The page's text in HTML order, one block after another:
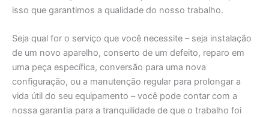
isso que garantimos a qualidade do nosso trabalho.
Seja qual for o serviço que você necessite – seja instalação
de um novo aparelho, conserto de um defeito, reparo em
uma peça específica, conversão para uma nova
configuração, ou a manutenção regular para prolongar a
vida útil do seu equipamento – você pode contar com a
nossa garantia para a tranquilidade de que o trabalho foi